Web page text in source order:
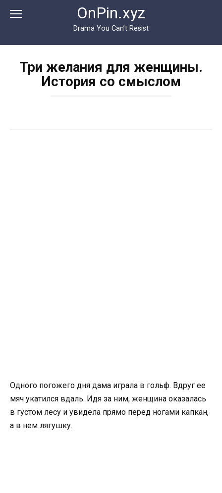
OnPin.xyz
Drama You Can’t Resist
Три желания для женщины.
История со смыслом
Одного погожего дня дама играла в гольф. Вдруг ее
мяч укатился вдаль. Идя за ним, женщина оказалась
в густом лесу и увидела прямо перед ногами капкан,
а в нем лягушку.